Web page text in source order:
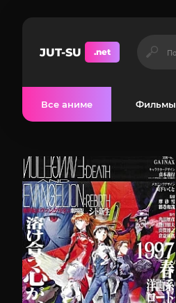
JUT-SU .net
Все аниме Фильмы